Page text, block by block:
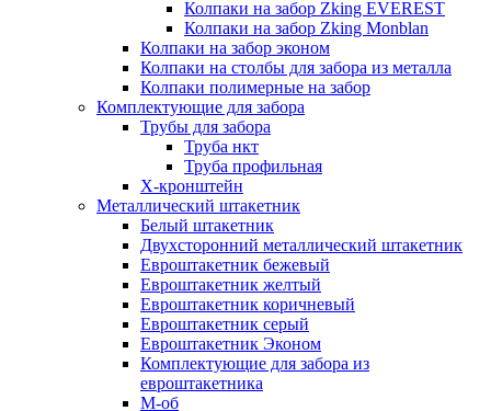
Колпаки на забор Zking EVEREST
Колпаки на забор Zking Monblan
Колпаки на забор эконом
Колпаки на столбы для забора из металла
Колпаки полимерные на забор
Комплектующие для забора
Трубы для забора
Труба нкт
Труба профильная
Х-кронштейн
Металлический штакетник
Белый штакетник
Двухсторонний металлический штакетник
Евроштакетник бежевый
Евроштакетник желтый
Евроштакетник коричневый
Евроштакетник серый
Евроштакетник Эконом
Комплектующие для забора из
евроштакетника
М-об